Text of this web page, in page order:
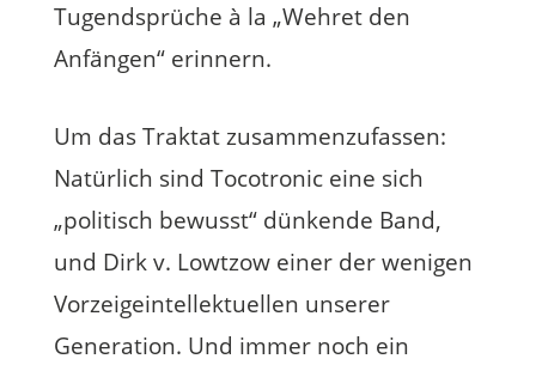
Tugendsprüche à la „Wehret den
Anfängen“ erinnern.
Um das Traktat zusammenzufassen:
Natürlich sind Tocotronic eine sich
„politisch bewusst“ dünkende Band,
und Dirk v. Lowtzow einer der wenigen
Vorzeigeintellektuellen unserer
Generation. Und immer noch ein